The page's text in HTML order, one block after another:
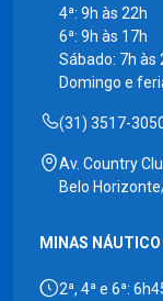
4ª: 9h às 22h
6ª: 9h às 17h
Sábado: 7h às
Domingo e
(31) 3517-
Av. Country
Belo
MINAS NÁUTICO
2ª, 4ª e 6ª: